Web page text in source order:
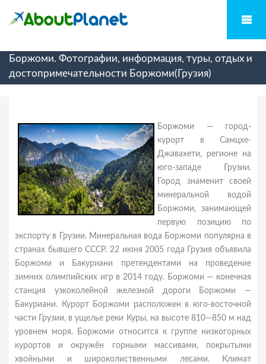
Боржоми. Фотографии, информация, туры, отдых и
достопримечательности Боржоми(Грузия)
Боржоми — город-
курорт в Самцхе-
Джавахети, регионе на
юго-западе Грузии.
Город знаменит своей
минеральной водой
Боржоми, занимающей
первую позицию по
экспорту в Грузии. Минеральная вода Боржоми популярна в
странах бывшего СССР. 22 июня 2005 года Грузия объявила
Боржоми и Бакуриани претендентами на проведение
зимних олимпийских игр в 2014 году. Боржоми — конечная
станция узкоколейной железной дороги Боржоми —
Бакуриани. Курорт Боржоми расположен в юго-восточной
части Грузии, в ущелье реки Куры, на высоте 810—850 м над
уровнем моря. Боржоми относится к группе низкогорных
курортов и окружён горными массивами, покрытыми
хвойными и широколиственными лесами. Климат